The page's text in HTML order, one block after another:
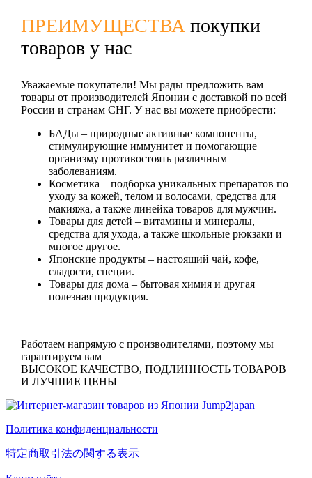
ПРЕИМУЩЕСТВА покупки
товаров у нас
Уважаемые покупатели! Мы рады предложить вам
товары от производителей Японии с доставкой по всей
России и странам СНГ. У нас вы можете приобрести:
БАДы– природные активные компоненты,
стимулирующие иммунитет и помогающие
организму противостоять различным
заболеваниям.
Косметика – подборка уникальных препаратов по
уходу за кожей, телом и волосами, средства для
макияжа, а также линейка товаров для мужчин.
Товары для детей – витамины и минералы,
средства для ухода, а также школьные рюкзаки и
многое другое.
Японские продукты– настоящий чай, кофе,
сладости, специи.
Товары для дома – бытовая химия и другая
полезная продукция.
Работаем напрямую с производителями, поэтому мы
гарантируем вам
ВЫСОКОЕ КАЧЕСТВО, ПОДЛИННОСТЬ ТОВАРОВ
И ЛУЧШИЕ ЦЕНЫ
Политика конфиденциальности
特定商取引法の関する表示